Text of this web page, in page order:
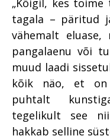
tagala – päritud
vähemalt
pangalaenu või
muud laadi
kõik näo, et on
puhtalt
tegelikult see
hakkab selline